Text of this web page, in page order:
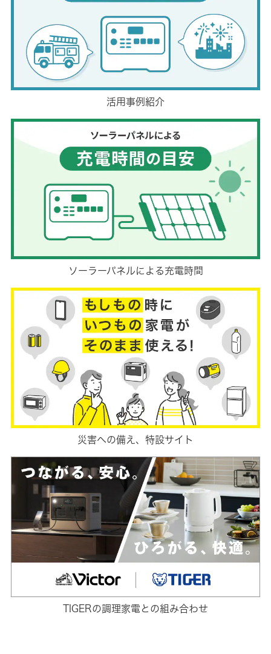
活用事例紹介
ソーラーパネルによる充電時間
災害への備え、特設サイト
TIGERの調理家電との組み合わせ